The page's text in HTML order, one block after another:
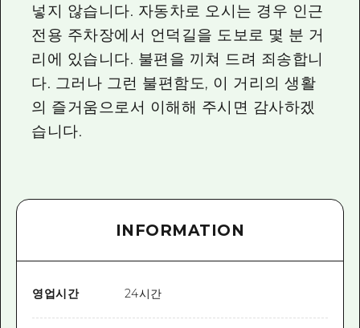
넣지 않습니다. 자동차로 오시는 경우 인근
전용 주차장에서 언덕길을 도보로 몇 분 거
리에 있습니다. 불편을 끼쳐 드려 죄송합니
다. 그러나 그런 불편함도, 이 거리의 생활
의 즐거움으로서 이해해 주시면 감사하겠
습니다.
INFORMATION
영업시간 24시간